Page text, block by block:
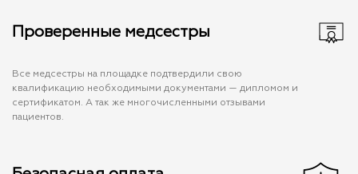
Проверенные медсестры
Все медсестры на площадке подтвердили свою
квалификацию необходимыми документами — дипломом и
сертификатом. А так же многочисленными отзывами
пациентов.